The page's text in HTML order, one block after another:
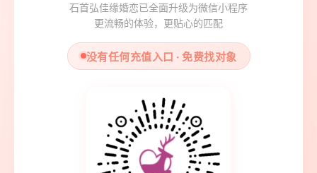
石首弘佳缘婚恋已全面升级为微信小程序
更流畅的体验，更贴心的匹配
没有任何充值入口 · 免费找对象